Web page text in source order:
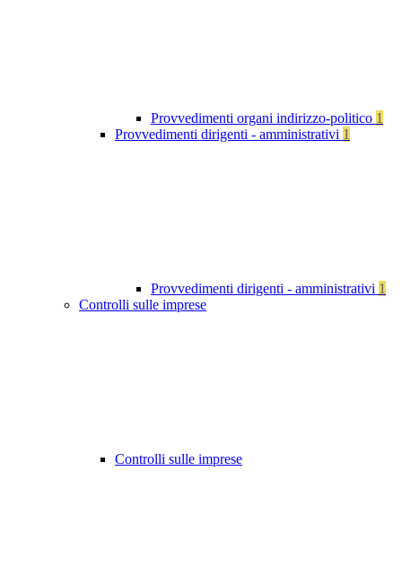
Provvedimenti organi indirizzo-politico 1
Provvedimenti dirigenti - amministrativi 1
Provvedimenti dirigenti - amministrativi 1
Controlli sulle imprese
Controlli sulle imprese